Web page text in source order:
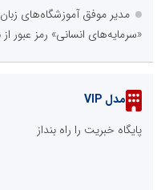
مدیر موفق آموزشگاه‌های
«سرمایه‌های انسانی» رمز عبور
مدل VIP
پایگاه خبریت را راه بنداز